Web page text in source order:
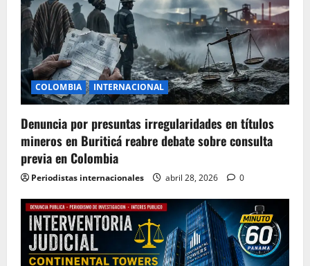
COLOMBIA INTERNACIONAL
Denuncia por presuntas irregularidades en títulos
mineros en Buriticá reabre debate sobre consulta
previa en Colombia
Periodistas internacionales abril 28, 2026 0